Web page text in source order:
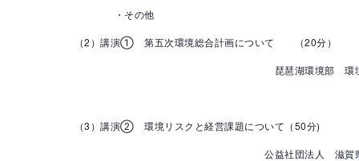
・その他
（2）講演① 第五次環境総合計画について （20分）
琵琶湖環境部 環境政
（3）講演② 環境リスクと経営課題について（50分)
公益社団法人 滋賀県環境保